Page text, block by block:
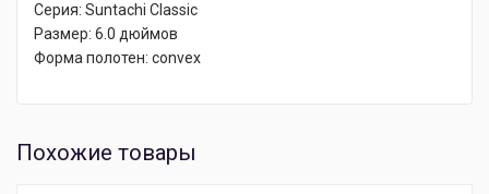
Серия: Suntachi Classic
Размер: 6.0 дюймов
Форма полотен: convex
Похожие товары